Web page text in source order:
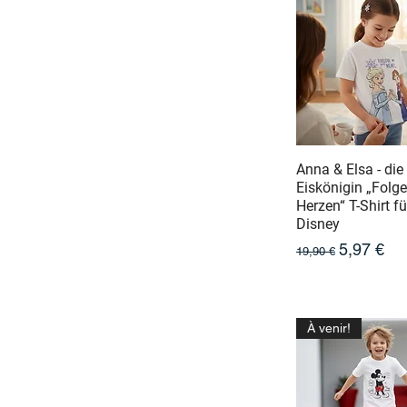
Anna & Elsa - die
Eiskönigin
Herzen“ T-Shirt
Disney
Prix original
19,90 € Prix
5,97 €
À venir!